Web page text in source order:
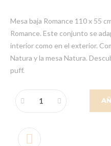
Mesa baja Romance 110 x 55
Romance. Este conjunto se
interior como en el exterior.
Natura y la mesa Natura.
puff.